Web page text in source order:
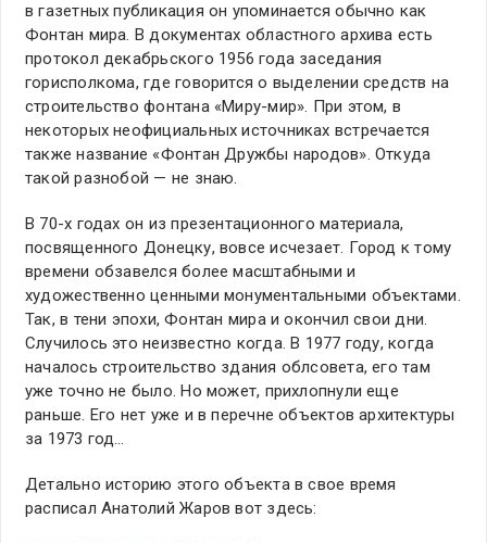
в газетных публикация он упоминается обычно как
Фонтан мира. В документах областного архива есть
протокол декабрьского 1956 года заседания
горисполкома, где говорится о выделении средств на
строительство фонтана «Миру-мир». При этом, в
некоторых неофициальных источниках встречается
также название «Фонтан Дружбы народов». Откуда
такой разнобой — не знаю.
В 70-х годах он из презентационного материала,
посвященного Донецку, вовсе исчезает. Город к тому
времени обзавелся более масштабными и
художественно ценными монументальными объектами.
Так, в тени эпохи, Фонтан мира и окончил свои дни.
Случилось это неизвестно когда. В 1977 году, когда
началось строительство здания облсовета, его там
уже точно не было. Но может, прихлопнули еще
раньше. Его нет уже и в перечне объектов архитектуры
за 1973 год…
Детально историю этого объекта в свое время
расписал Анатолий Жаров вот здесь: